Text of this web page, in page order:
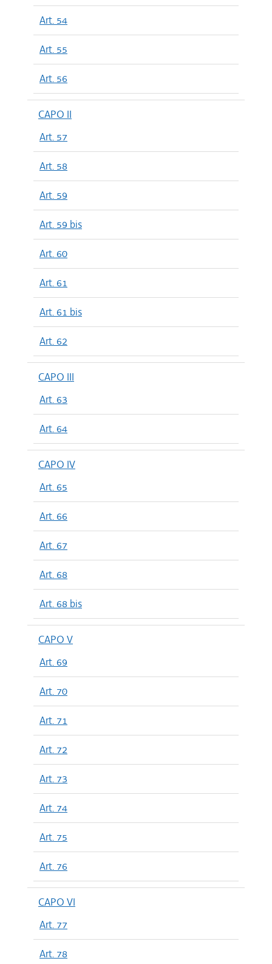
Art. 54
Art. 55
Art. 56
CAPO II
Art. 57
Art. 58
Art. 59
Art. 59 bis
Art. 60
Art. 61
Art. 61 bis
Art. 62
CAPO III
Art. 63
Art. 64
CAPO IV
Art. 65
Art. 66
Art. 67
Art. 68
Art. 68 bis
CAPO V
Art. 69
Art. 70
Art. 71
Art. 72
Art. 73
Art. 74
Art. 75
Art. 76
CAPO VI
Art. 77
Art. 78